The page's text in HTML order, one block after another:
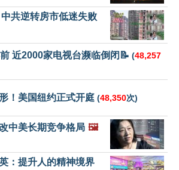
共逆转房市低迷失败
近2000家电视台濒临倒闭📝 (48,257
！美国纽约正式开庭 (48,350次)
中美长期竞争格局 🖼️
：提升人的精神境界